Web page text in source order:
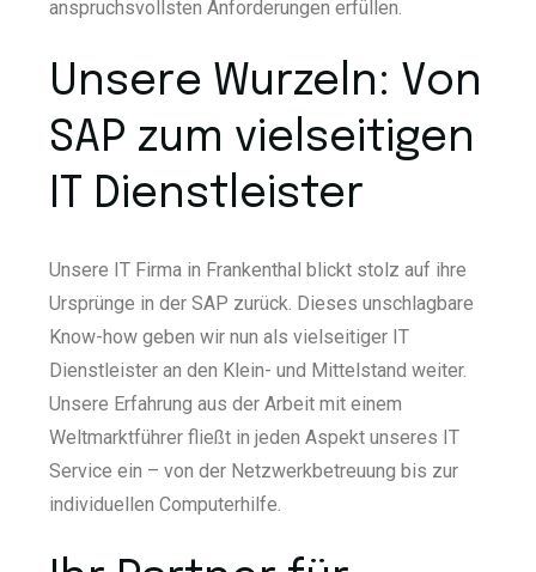
anspruchsvollsten Anforderungen erfüllen.
Unsere Wurzeln: Von
SAP zum vielseitigen
IT Dienstleister
Unsere IT Firma in Frankenthal blickt stolz auf ihre
Ursprünge in der SAP zurück. Dieses unschlagbare
Know-how geben wir nun als vielseitiger IT
Dienstleister an den Klein- und Mittelstand weiter.
Unsere Erfahrung aus der Arbeit mit einem
Weltmarktführer fließt in jeden Aspekt unseres IT
Service ein – von der Netzwerkbetreuung bis zur
individuellen Computerhilfe.